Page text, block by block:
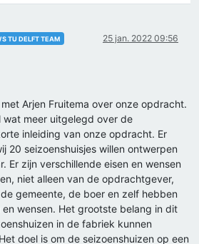
TU DELFT TEAM 25 jan. 2022 09:56
Arjen Fruitema over onze opdracht.
wat meer uitgelegd over de
inleiding van onze opdracht. Er
20 seizoenshuisjes willen ontwerpen
Er zijn verschillende eisen en wensen
niet alleen van de opdrachtgever,
gemeente, de boer en zelf hebben
wensen. Het grootste belang in dit
in de fabriek kunnen
doel is om de seizoenshuizen op een